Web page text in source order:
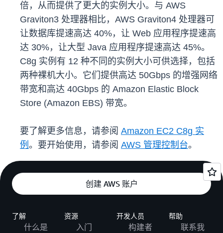
倍，从而提供了更大的实例大小。与 AWS
Graviton3 处理器相比，AWS Graviton4 处理器可
让数据库提速高达 40%，让 Web 应用程序提速高
达 30%，让大型 Java 应用程序提速高达 45%。
C8g 实例有 12 种不同的实例大小可供选择，包括
两种裸机大小。它们提供高达 50Gbps 的增强网络
带宽和高达 40Gbps 的 Amazon Elastic Block
Store (Amazon EBS) 带宽。
要了解更多信息，请参阅 Amazon EC2 C8g 实
例 。要开始使用，请参阅 AWS 管理控制台。
创建 AWS 账户
了解
什么是
资源
入门
开发人员
构建者
帮助
联系我